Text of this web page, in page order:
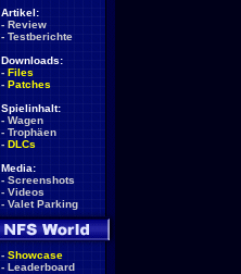
Artikel:
- Review
- Testberichte
Downloads:
- Files
- Patches
Spielinhalt:
- Wagen
- Trophäen
- DLCs
Media:
- Screenshots
- Videos
- Valet Parking
- Showcase
- Leaderboard